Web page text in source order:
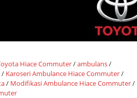
Hiace Commuter/ambulans/
/ Karoseri Ambulance Hiace Commuter/
/ Modifikasi Ambulance Hiace Commuter/